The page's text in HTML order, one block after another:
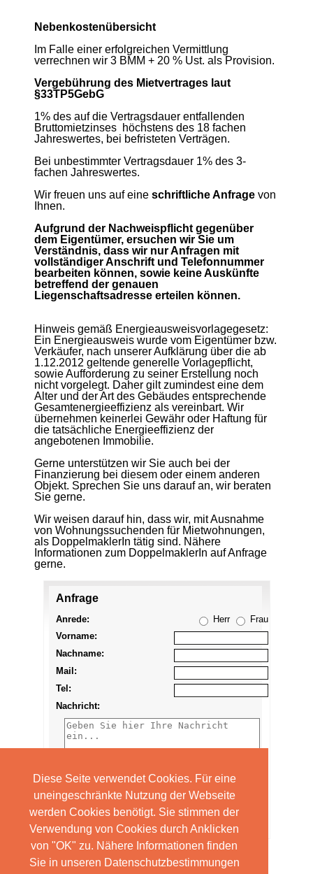
Diese Seite verwendet Cookies. Für eine
uneingeschränkte Nutzung der Webseite
werden Cookies benötigt. Sie stimmen der
Verwendung von Cookies durch Anklicken
von "OK" zu. Nähere Informationen finden
Sie in unseren Datenschutzbestimmungen
Nebenkostenübersicht
Im Falle einer erfolgreichen Vermittlung
verrechnen wir 3 BMM + 20 % Ust. als Provision.
Vergebührung des Mietvertrages laut
§33TP5GebG
1% des auf die Vertragsdauer entfallenden
Bruttomietzinses höchstens des 18 fachen
Jahreswertes, bei befristeten Verträgen.
Bei unbestimmter Vertragsdauer 1% des 3-
fachen Jahreswertes.
Wir freuen uns auf eine schriftliche Anfrage von
Ihnen.
Aufgrund der Nachweispflicht gegenüber
dem Eigentümer, ersuchen wir Sie um
Verständnis, dass wir nur Anfragen mit
vollständiger Anschrift und Telefonnummer
bearbeiten können, sowie keine Auskünfte
betreffend der genauen
Liegenschaftsadresse erteilen können.
Hinweis gemäß Energieausweisvorlagegesetz:
Ein Energieausweis wurde vom Eigentümer bzw.
Verkäufer, nach unserer Aufklärung über die ab
1.12.2012 geltende generelle Vorlagepflicht,
sowie Aufforderung zu seiner Erstellung noch
nicht vorgelegt. Daher gilt zumindest eine dem
Alter und der Art des Gebäudes entsprechende
Gesamtenergieeffizienz als vereinbart. Wir
übernehmen keinerlei Gewähr oder Haftung für
die tatsächliche Energieeffizienz der
angebotenen Immobilie.
Gerne unterstützen wir Sie auch bei der
Finanzierung bei diesem oder einem anderen
Objekt. Sprechen Sie uns darauf an, wir beraten
Sie gerne.
Wir weisen darauf hin, dass wir, mit Ausnahme
von Wohnungssuchenden für Mietwohnungen,
als DoppelmaklerIn tätig sind. Nähere
Informationen zum DoppelmaklerIn auf Anfrage
gerne.
Anfrage
Anrede:
Herr
Frau
Vorname:
Nachname:
Mail:
Tel:
Nachricht: